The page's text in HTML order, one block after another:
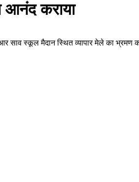
आनंद कराया
स्कूल मैदान स्थित व्यापार मेले का भ्रमण